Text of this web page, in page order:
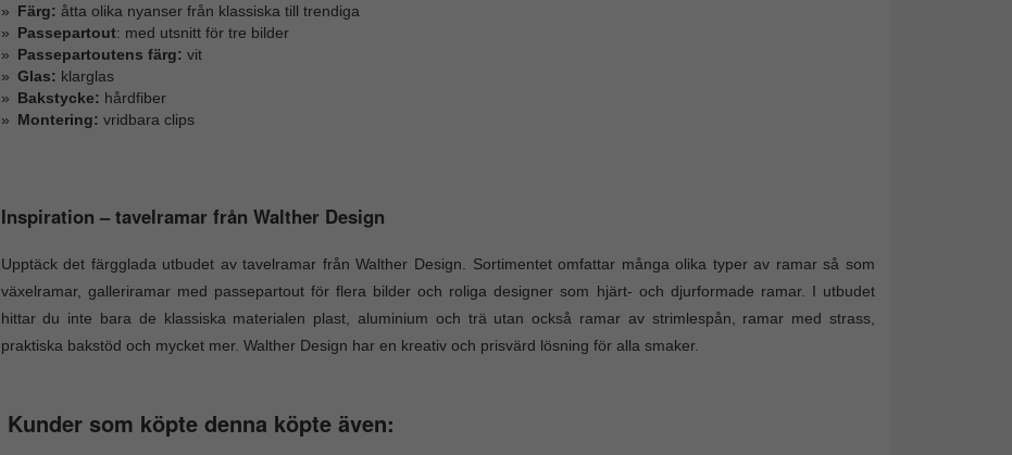
Färg: åtta olika nyanser från klassiska till trendiga
Passepartout: med utsnitt för tre bilder
Passepartoutens färg: vit
Glas: klarglas
Bakstycke: hårdfiber
Montering: vridbara clips
Inspiration – tavelramar från Walther Design
Upptäck det färgglada utbudet av tavelramar från Walther Design. Sortimentet omfattar många olika typer av ramar så som
växelramar, galleriramar med passepartout för flera bilder och roliga designer som hjärt- och djurformade ramar. I utbudet
hittar du inte bara de klassiska materialen plast, aluminium och trä utan också ramar av strimlespån, ramar med strass,
praktiska bakstöd och mycket mer. Walther Design har en kreativ och prisvärd lösning för alla smaker.
Kunder som köpte denna köpte även: